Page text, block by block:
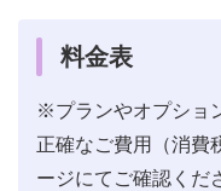
料金表
※プランやオプショ
正確なご費用（消費
ージにてご確認くだ